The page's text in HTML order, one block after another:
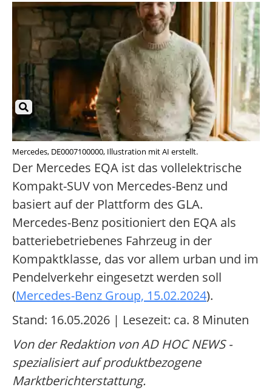
Mercedes, DE0007100000, Illustration mit AI erstellt.
Der Mercedes EQA ist das vollelektrische
Kompakt-SUV von Mercedes-Benz und
basiert auf der Plattform des GLA.
Mercedes-Benz positioniert den EQA als
batteriebetriebenes Fahrzeug in der
Kompaktklasse, das vor allem urban und im
Pendelverkehr eingesetzt werden soll
(Mercedes-Benz Group, 15.02.2024).
Stand: 16.05.2026 | Lesezeit: ca. 8 Minuten
Von der Redaktion von AD HOC NEWS -
spezialisiert auf produktbezogene
Marktberichterstattung.